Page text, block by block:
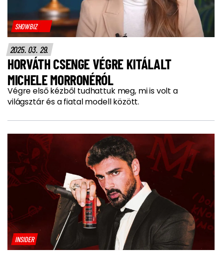
SHOWBIZ
2025. 03. 29.
HORVÁTH CSENGE VÉGRE KITÁLALT
MICHELE MORRONÉRÓL
Végre első kézből tudhattuk meg, mi is volt a
világsztár és a fiatal modell között.
INSIDER